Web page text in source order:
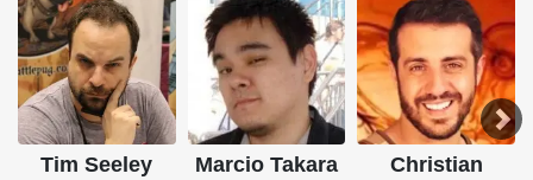
Tim Seeley Marcio Takara
Christian